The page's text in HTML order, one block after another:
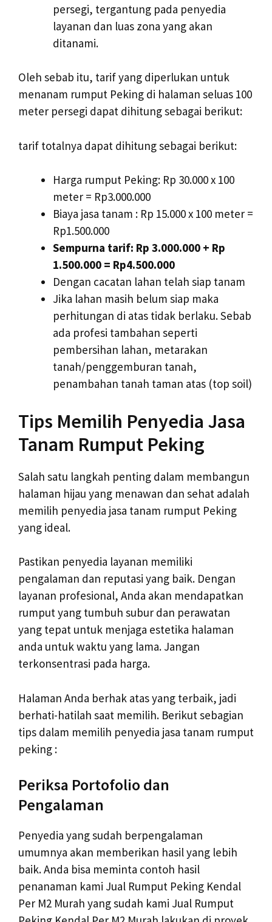
persegi, tergantung pada penyedia
layanan dan luas zona yang akan
ditanami.
Oleh sebab itu, tarif yang diperlukan untuk
menanam rumput Peking di halaman seluas 100
meter persegi dapat dihitung sebagai berikut:
tarif totalnya dapat dihitung sebagai berikut:
Harga rumput Peking: Rp 30.000 x 100
meter = Rp3.000.000
Biaya jasa tanam : Rp 15.000 x 100 meter =
Rp1.500.000
Sempurna tarif: Rp 3.000.000 + Rp
1.500.000 = Rp4.500.000
Dengan cacatan lahan telah siap tanam
Jika lahan masih belum siap maka
perhitungan di atas tidak berlaku. Sebab
ada profesi tambahan seperti
pembersihan lahan, metarakan
tanah/penggemburan tanah,
penambahan tanah taman atas (top soil)
Tips Memilih Penyedia Jasa
Tanam Rumput Peking
Salah satu langkah penting dalam membangun
halaman hijau yang menawan dan sehat adalah
memilih penyedia jasa tanam rumput Peking
yang ideal.
Pastikan penyedia layanan memiliki
pengalaman dan reputasi yang baik. Dengan
layanan profesional, Anda akan mendapatkan
rumput yang tumbuh subur dan perawatan
yang tepat untuk menjaga estetika halaman
anda untuk waktu yang lama. Jangan
terkonsentrasi pada harga.
Halaman Anda berhak atas yang terbaik, jadi
berhati-hatilah saat memilih. Berikut sebagian
tips dalam memilih penyedia jasa tanam rumput
peking :
Periksa Portofolio dan
Pengalaman
Penyedia yang sudah berpengalaman
umumnya akan memberikan hasil yang lebih
baik. Anda bisa meminta contoh hasil
penanaman kami Jual Rumput Peking Kendal
Per M2 Murah yang sudah kami Jual Rumput